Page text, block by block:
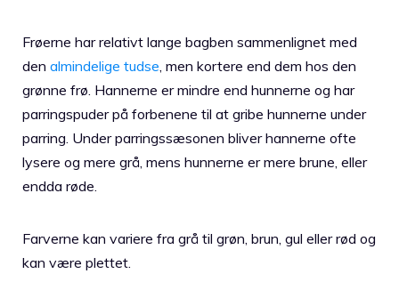
Frøerne har relativt lange bagben sammenlignet med
den almindelige tudse, men kortere end dem hos den
grønne frø. Hannerne er mindre end hunnerne og har
parringspuder på forbenene til at gribe hunnerne under
parring. Under parringssæsonen bliver hannerne ofte
lysere og mere grå, mens hunnerne er mere brune, eller
endda røde.
Farverne kan variere fra grå til grøn, brun, gul eller rød og
kan være plettet.